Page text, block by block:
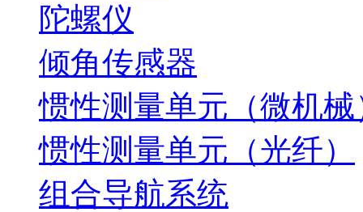
陀螺仪
倾角传感器
惯性测量单元（微机械
惯性测量单元（光纤）
组合导航系统